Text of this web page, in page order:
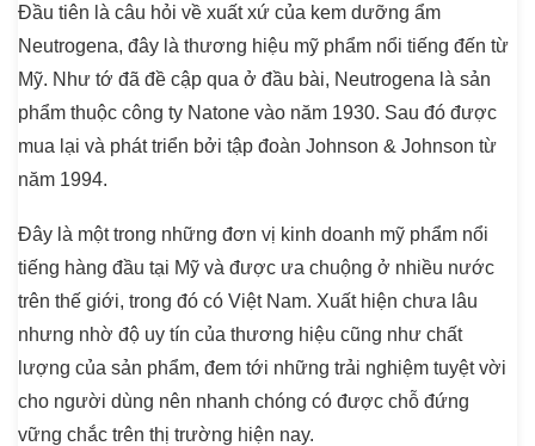
Đầu tiên là câu hỏi về xuất xứ của kem dưỡng ẩm
Neutrogena, đây là thương hiệu mỹ phẩm nổi tiếng đến từ
Mỹ. Như tớ đã đề cập qua ở đầu bài, Neutrogena là sản
phẩm thuộc công ty Natone vào năm 1930. Sau đó được
mua lại và phát triển bởi tập đoàn Johnson & Johnson từ
năm 1994.
Đây là một trong những đơn vị kinh doanh mỹ phẩm nổi
tiếng hàng đầu tại Mỹ và được ưa chuộng ở nhiều nước
trên thế giới, trong đó có Việt Nam. Xuất hiện chưa lâu
nhưng nhờ độ uy tín của thương hiệu cũng như chất
lượng của sản phẩm, đem tới những trải nghiệm tuyệt vời
cho người dùng nên nhanh chóng có được chỗ đứng
vững chắc trên thị trường hiện nay.